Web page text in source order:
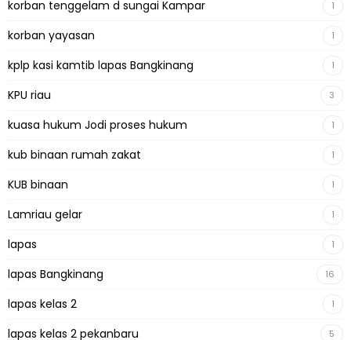
korban tenggelam d sungai Kampar 1
korban yayasan 1
kplp kasi kamtib lapas Bangkinang 1
KPU riau 3
kuasa hukum Jodi proses hukum 1
kub binaan rumah zakat 1
KUB binaan 1
Lamriau gelar 1
lapas 1
lapas Bangkinang 16
lapas kelas 2 1
lapas kelas 2 pekanbaru 5